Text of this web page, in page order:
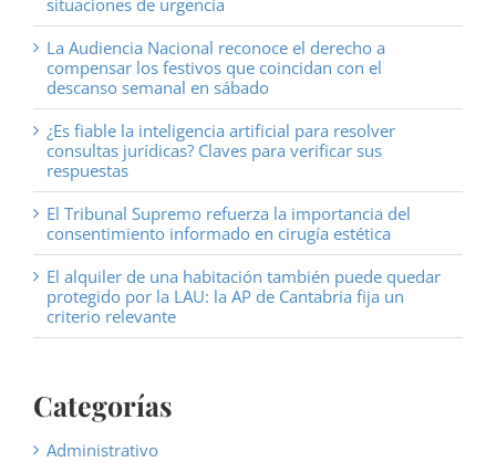
La Audiencia Nacional reconoce el derecho a
compensar los festivos que coincidan con el
descanso semanal en sábado
¿Es fiable la inteligencia artificial para resolver
consultas jurídicas? Claves para verificar sus
respuestas
El Tribunal Supremo refuerza la importancia del
consentimiento informado en cirugía estética
El alquiler de una habitación también puede quedar
protegido por la LAU: la AP de Cantabria fija un
criterio relevante
Categorías
Administrativo